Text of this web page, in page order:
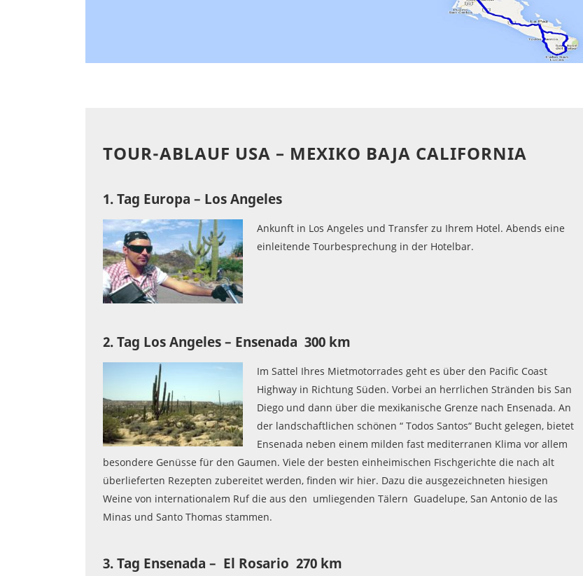
TOUR-ABLAUF USA – MEXIKO BAJA CALIFORNIA
1. Tag Europa – Los Angeles
Ankunft in Los Angeles und Transfer zu Ihrem Hotel. Abends eine
einleitende Tourbesprechung in der Hotelbar.
2. Tag Los Angeles – Ensenada 300 km
Im Sattel Ihres Mietmotorrades geht es über den Pacific Coast
Highway in Richtung Süden. Vorbei an herrlichen Stränden bis San
Diego und dann über die mexikanische Grenze nach Ensenada. An
der landschaftlichen schönen “ Todos Santos“ Bucht gelegen, bietet
Ensenada neben einem milden fast mediterranen Klima vor allem
besondere Genüsse für den Gaumen. Viele der besten einheimischen Fischgerichte die nach alt
überlieferten Rezepten zubereitet werden, finden wir hier. Dazu die ausgezeichneten hiesigen
Weine von internationalem Ruf die aus den umliegenden Tälern Guadelupe, San Antonio de las
Minas und Santo Thomas stammen.
3. Tag Ensenada – El Rosario 270 km